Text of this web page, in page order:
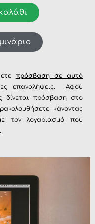
τιμή
είναι:
80,00€.
πρόσβαση σε αυτό
επαναλήψεις. Αφού
δίνεται πρόσβαση στο
κάνοντας
τον λογαριασμό που